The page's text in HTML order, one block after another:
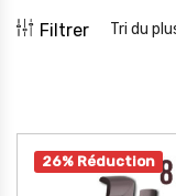
Filtrer Tri du
26% Réduction